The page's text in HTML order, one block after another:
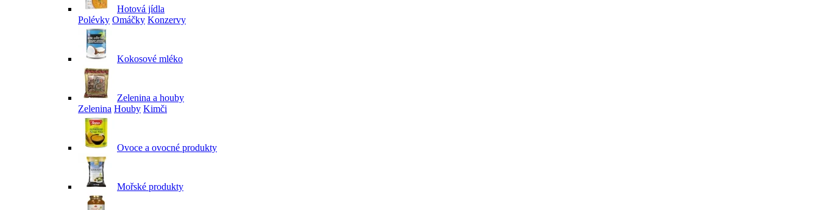
Hotová jídla
Polévky Omáčky Konzervy
Kokosové mléko
Zelenina a houby
Zelenina Houby Kimči
Ovoce a ovocné produkty
Mořské produkty